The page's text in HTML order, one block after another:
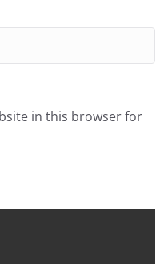
in this browser for